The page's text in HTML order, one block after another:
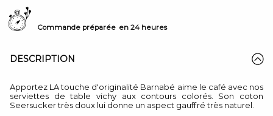
Commande préparée en 24 heures
DESCRIPTION
Apportez LA touche d'originalité Barnabé aime le café avec nos
serviettes de table vichy aux contours colorés. Son coton
Seersucker très doux lui donne un aspect gauffré très naturel.